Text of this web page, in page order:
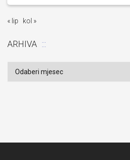
« lip kol »
ARHIVA